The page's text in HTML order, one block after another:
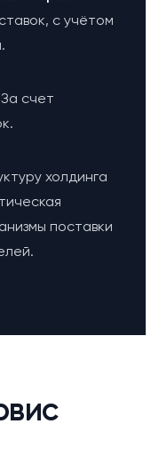
с учётом
За счет
холдинга
поставки